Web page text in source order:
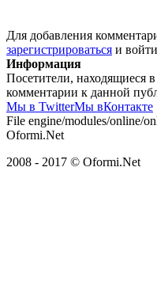
Для добавления
зарегистрироваться и
Информация
Посетители, находящиеся
комментарии к данной
Мы в TwitterМы вКонтакте
File engine/modules/online/
Oformi.Net
2008 - 2017 © Oformi.Net